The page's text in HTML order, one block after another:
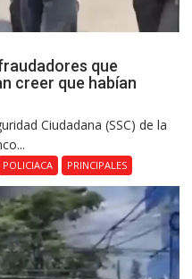
que
creer que habían
Ciudadana (SSC) de la
POLICIACA PRINCIPALES